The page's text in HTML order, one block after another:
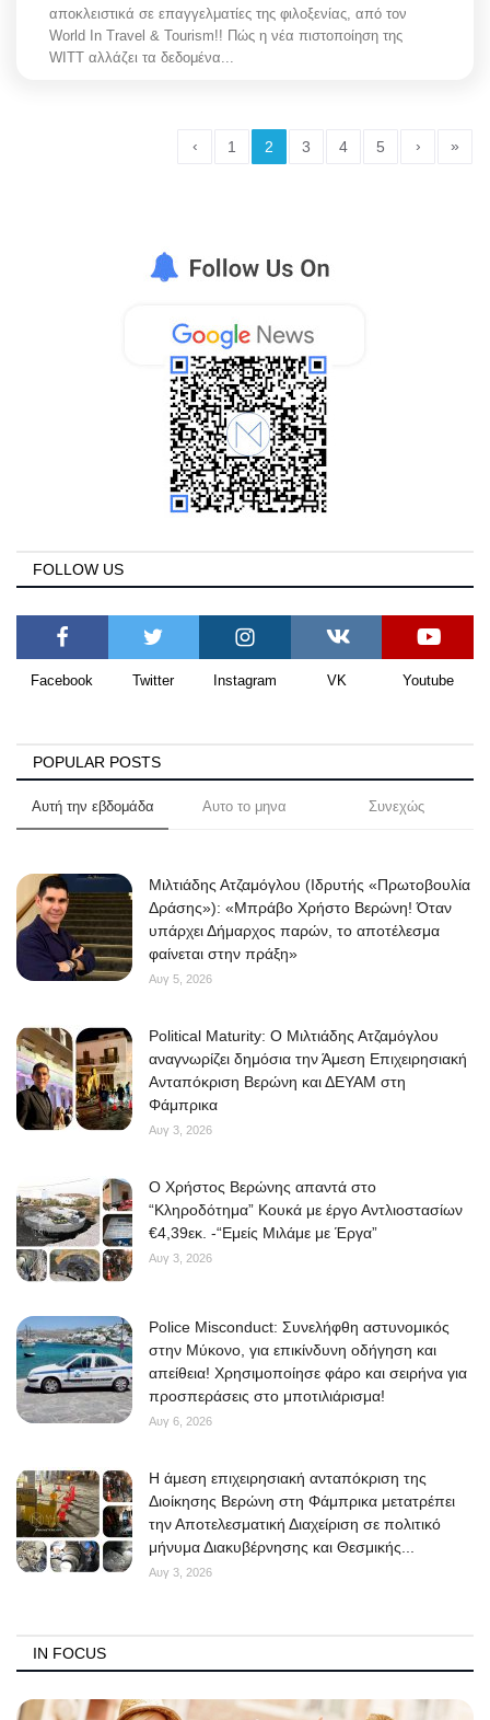
αποκλειστικά σε επαγγελματίες της φιλοξενίας, από τον
World In Travel & Tourism!! Πώς η νέα πιστοποίηση της
WITT αλλάζει τα δεδομένα...
‹ 1 2 3 4 5 › »
FOLLOW US
Facebook Twitter Instagram VK Youtube
POPULAR POSTS
Αυτή την εβδομάδα Αυτο το μηνα Συνεχώς
Μιλτιάδης Ατζαμόγλου (Ιδρυτής «Πρωτοβουλία
Δράσης»): «Μπράβο Χρήστο Βερώνη! Όταν
υπάρχει Δήμαρχος παρών, το αποτέλεσμα
φαίνεται στην πράξη»
Αυγ 5, 2026
Political Maturity: Ο Μιλτιάδης Ατζαμόγλου
αναγνωρίζει δημόσια την Άμεση Επιχειρησιακή
Ανταπόκριση Βερώνη και ΔΕΥΑΜ στη
Φάμπρικα
Αυγ 3, 2026
O Χρήστος Βερώνης απαντά στο
“Κληροδότημα” Κουκά με έργο Αντλιοστασίων
€4,39εκ. -“Εμείς Μιλάμε με Έργα”
Αυγ 3, 2026
Police Misconduct: Συνελήφθη αστυνομικός
στην Μύκονο, για επικίνδυνη οδήγηση και
απείθεια! Χρησιμοποίησε φάρο και σειρήνα για
προσπεράσεις στο μποτιλιάρισμα!
Αυγ 6, 2026
Η άμεση επιχειρησιακή ανταπόκριση της
Διοίκησης Βερώνη στη Φάμπρικα μετατρέπει
την Αποτελεσματική Διαχείριση σε πολιτικό
μήνυμα Διακυβέρνησης και Θεσμικής...
Αυγ 3, 2026
IN FOCUS